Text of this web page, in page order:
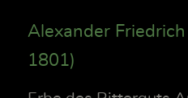
Alexander
1801)